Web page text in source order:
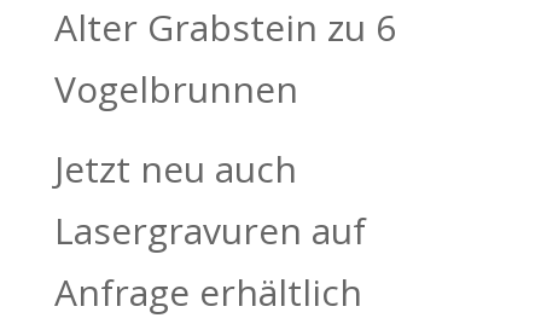
Alter Grabstein zu 6
Vogelbrunnen
Jetzt neu auch
Lasergravuren auf
Anfrage erhältlich